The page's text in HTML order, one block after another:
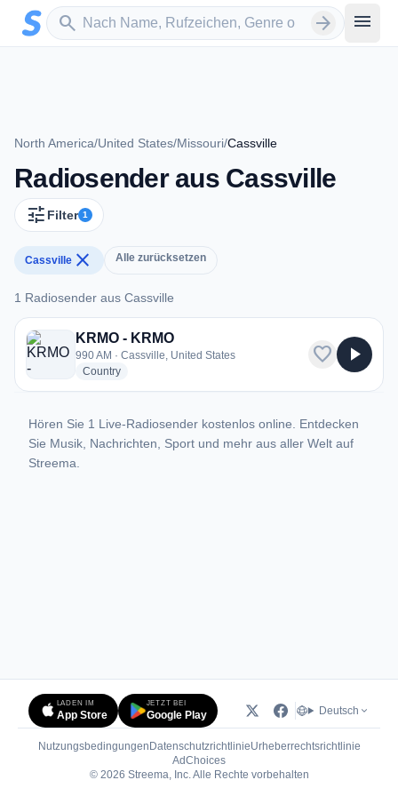
Zum Hauptinhalt springen
search
Sender suchen arrow_forward menu
North America/United States/Missouri/Cassville
Radiosender aus Cassville
tune Filter 1
Cassville close Alle zurücksetzen
1 Radiosender aus Cassville
1 Radiosender aus Cassville
KRMO - KRMO
990 AM · Cassville, United States
Countryradio stations
favorite play_arrow
Hören Sie 1 Live-Radiosender kostenlos online. Entdecken
Sie Musik, Nachrichten, Sport und mehr aus aller Welt auf
Streema.
LADEN IM
App Store
JETZT BEI
Google Play Deutsch
Nutzungsbedingungen DatenschutzrichtlinieUrheberrechtsrichtlinie
AdChoices(öffnet in neuem Tab)
© 2026 Streema, Inc. Alle Rechte vorbehalten